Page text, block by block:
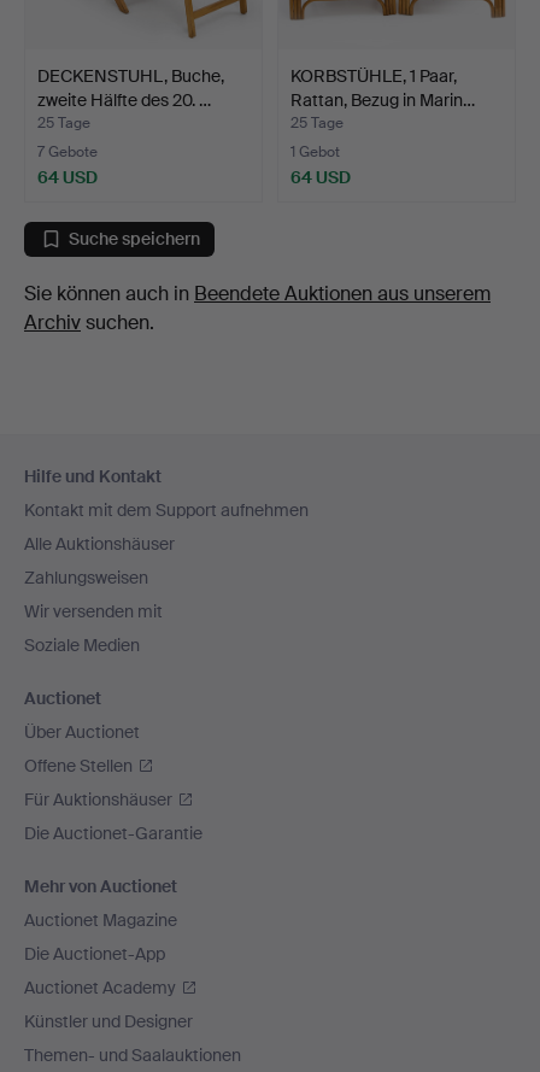
DECKENSTUHL, Buche,
zweite Hälfte des 20. …
25 Tage
7 Gebote
64 USD
KORBSTÜHLE, 1 Paar,
Rattan, Bezug in Marin…
25 Tage
1 Gebot
64 USD
Suche speichern
Sie können auch in Beendete Auktionen aus unserem
Archivsuchen.
Navigation
Hilfe und Kontakt
Kontakt mit dem Support aufnehmen
Alle Auktionshäuser
Zahlungsweisen
Wir versenden mit
Soziale Medien
Auctionet
Über Auctionet
Offene Stellen
Für Auktionshäuser
Die Auctionet-Garantie
Mehr von Auctionet
Auctionet Magazine
Die Auctionet-App
Auctionet Academy
Künstler und Designer
Themen- und Saalauktionen